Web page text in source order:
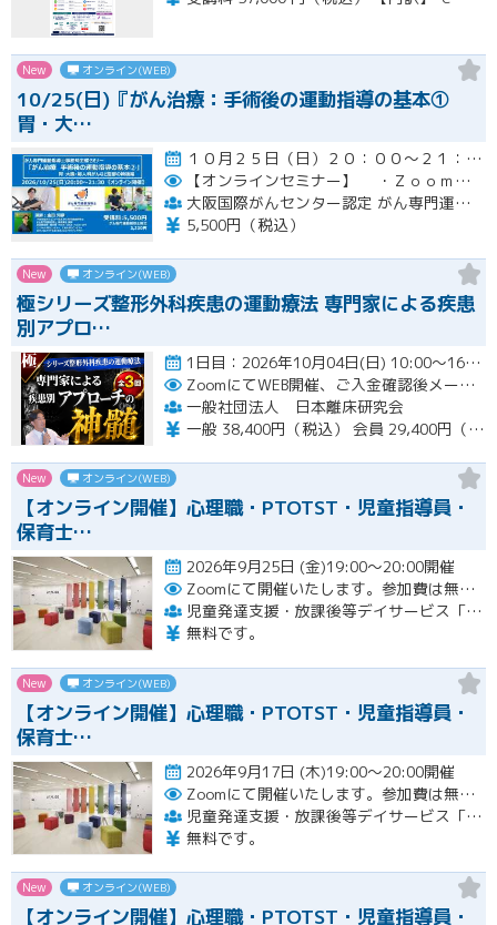
New オンライン(WEB)
10/25(日)『がん治療：手術後の運動指導の基本①
胃・大…
１０月２５日（日）２０：００～２１：３０開催
【オンラインセミナー】
・Ｚｏｏｍにて開催。事前にＵＲＬをメールにてお知らせします。
大阪国際がんセンター認定 がん専門運動指導士 事務局（ルネサンス運動支援センター内）
5,500円（税込）
New オンライン(WEB)
極シリーズ整形外科疾患の運動療法 専門家による疾患
別アプロ…
1日目：2026年10月04日(日) 10:00〜16:00 2日目：2026年10月25日(日) 10:00〜16…開催
ZoomにてWEB開催、ご入金確認後メールにてURLをお知らせいたします。
一般社団法人 日本離床研究会
一般 38,400円（税込） 会員 29,400円（税込）
New オンライン(WEB)
【オンライン開催】心理職・PTOTST・児童指導員・
保育士…
2026年9月25日 (金)19:00～20:00開催
Zoomにて開催いたします。参加費は無料です。
児童発達支援・放課後等デイサービス「LITALICOジュニア」
無料です。
New オンライン(WEB)
【オンライン開催】心理職・PTOTST・児童指導員・
保育士…
2026年9月17日 (木)19:00～20:00開催
Zoomにて開催いたします。参加費は無料です。
児童発達支援・放課後等デイサービス「LITALICOジュニア」
無料です。
New オンライン(WEB)
【オンライン開催】心理職・PTOTST・児童指導員・